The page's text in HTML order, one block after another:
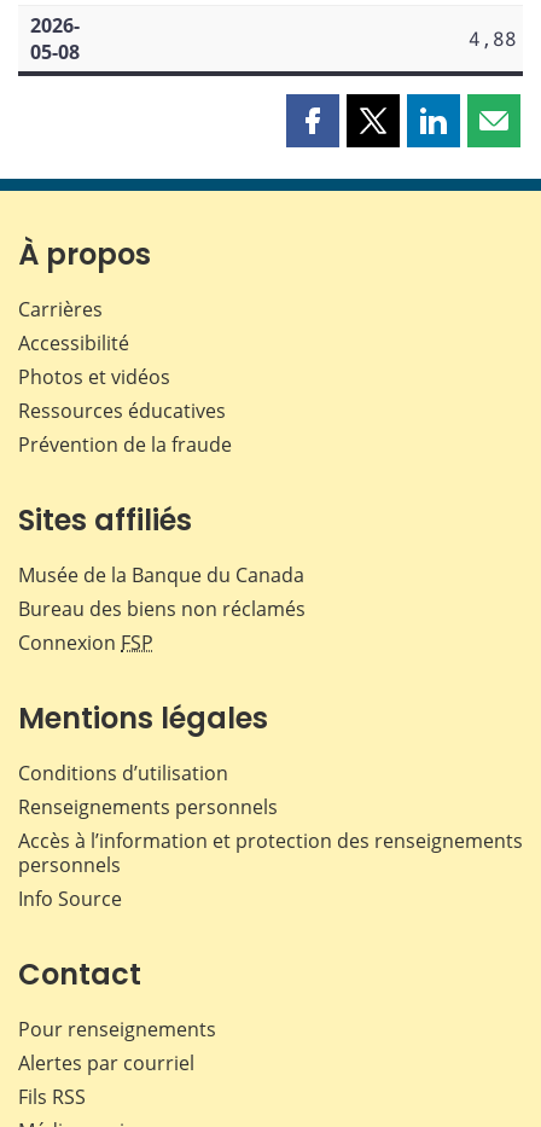
2026-
05-08
4,88
Partager
page
Partager
page
Partager
page page
À propos
Carrières
Accessibilité
Photos et vidéos
Ressources éducatives
Prévention de la fraude
Sites affiliés
Musée de la Banque du Canada
Bureau des biens non réclamés
Connexion FSP
Mentions légales
Conditions d’utilisation
Renseignements personnels
Accès à l’information et protection des renseignements
personnels
Info Source
Contact
Pour renseignements
Alertes par courriel
Fils RSS